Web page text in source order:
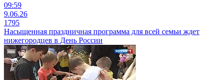
09:59
9.06.26
1795
Насыщенная праздничная программа для всей семьи ждет
нижегородцев в День России